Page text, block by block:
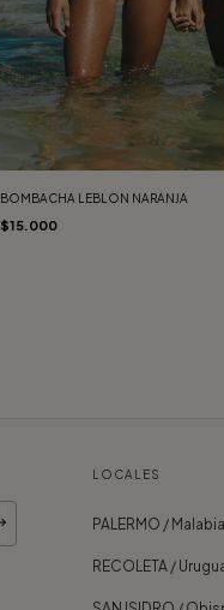
BOMBACHA LEBLON NARANJA
$15.000
LOCALES
PALERMO / Malabia
RECOLETA /